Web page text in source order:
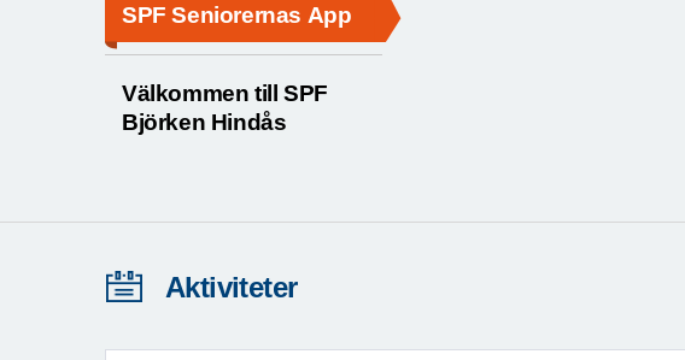
SPF Seniorernas App
Välkommen till SPF
Björken Hindås
Aktiviteter